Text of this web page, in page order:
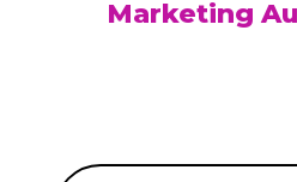
Marketing